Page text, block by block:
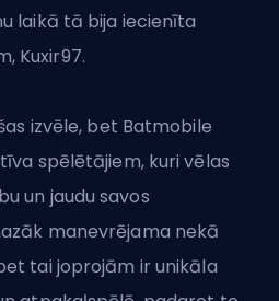
laikā tā bija iecienīta
Kuxir97.
izvēle, bet Batmobile
spēlētājiem, kuri vēlas
un jaudu savos
manevrējama nekā
tai joprojām ir unikāla